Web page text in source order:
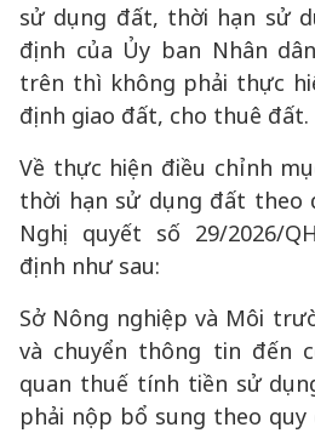
sử dụng đất, thời hạn sử
định của Ủy ban Nhân
trên thì không phải thực
định giao đất, cho thuê đất.
Về thực hiện điều chỉnh
thời hạn sử dụng đất theo
Nghị quyết số 29/2026/
định như sau:
Sở Nông nghiệp và Môi
và chuyển thông tin đến
quan thuế tính tiền sử
phải nộp bổ sung theo